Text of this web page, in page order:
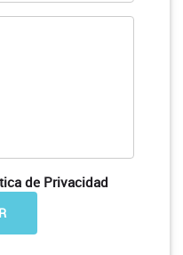
de Privacidad